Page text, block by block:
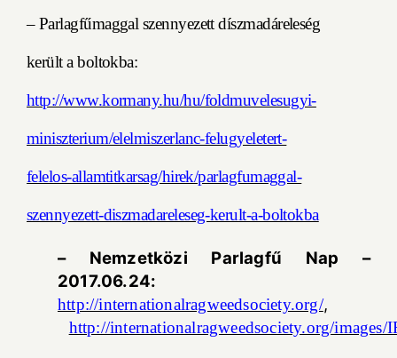
– Parlagfűmaggal szennyezett díszmadáreleség
került a boltokba:
http://www.kormany.hu/hu/foldmuvelesugyi-
miniszterium/elelmiszerlanc-felugyeletert-
felelos-allamtitkarsag/hirek/parlagfumaggal-
szennyezett-diszmadareleseg-kerult-a-boltokba
– Nemzetközi Parlagfű Nap –
2017.06.24:
http://internationalragweedsociety.org/,
http://internationalragweedsociety.org/